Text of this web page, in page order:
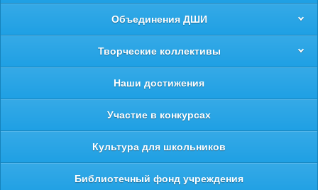
Объединения ДШИ
Творческие коллективы
Наши достижения
Участие в конкурсах
Культура для школьников
Библиотечный фонд учреждения